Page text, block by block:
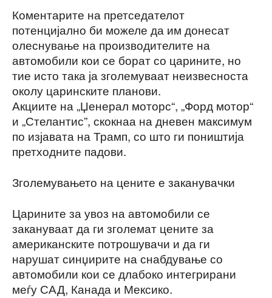
Коментарите на претседателот
потенцијално би можеле да им донесат
олеснување на производителите на
автомобили кои се борат со царините, но
тие исто така ја зголемуваат неизвесноста
околу царинските планови.
Акциите на „Џенерал моторс“, „Форд мотор“
и „Стелантис”, скокнаа на дневен максимум
по изјавата на Трамп, со што ги поништија
претходните падови.
Зголемувањето на цените е заканувачки
Царините за увоз на автомобили се
закануваат да ги зголемат цените за
американските потрошувачи и да ги
нарушат синџирите на снабдување со
автомобили кои се длабоко интегрирани
меѓу САД, Канада и Мексико.